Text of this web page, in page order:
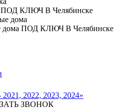
ПОД КЛЮЧ В Челябинске
дома ПОД КЛЮЧ В Челябинске
2022, 2023, 2024»
ЗВОНОК